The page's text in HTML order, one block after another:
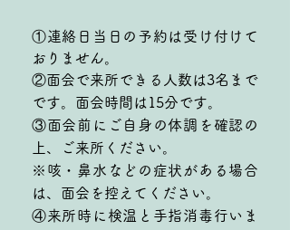
①連絡日当日の予約は受け付けて
おりません。
②面会で来所できる人数は3名まで
です。面会時間は15分です。
③面会前にご自身の体調を確認の
上、ご来所ください。
※咳・鼻水などの症状がある場合
は、面会を控えてください。
④来所時に検温と手指消毒行いま